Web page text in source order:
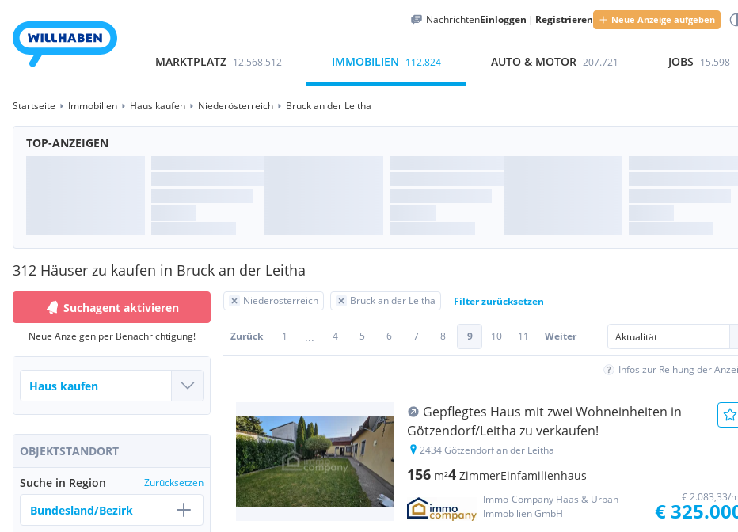
NachrichtenEinloggen | Registrieren Neue Anzeige aufgeben
MARKTPLATZ 12.568.512 IMMOBILIEN 112.824 AUTO & MOTOR 207.721 JOBS 15.598
Startseite Immobilien Haus kaufen Niederösterreich Bruck an der Leitha
TOP-ANZEIGEN
312 Häuser zu kaufen in Bruck an der Leitha
Suchagent aktivieren
Neue Anzeigen per Benachrichtigung!
OBJEKTSTANDORT
Suche in Region Zurücksetzen
Bundesland/Bezirk
Niederösterreich Bruck an der Leitha Filter zurücksetzen
Zurück 1 ... 4 5 6 7 8 9 10 11 Weiter
Infos zur Reihung der
Gepflegtes Haus mit zwei Wohneinheiten in
Götzendorf/Leitha zu verkaufen!
2434 Götzendorf an der Leitha
156 m²4 ZimmerEinfamilienhaus
Immo-Company Haas & Urban
Immobilien GmbH
€ 2.083,33/
€